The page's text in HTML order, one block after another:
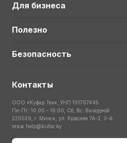
Для бизнеса
Полезно
Безопасность
Контакты
ООО «Куфар Тех», УНП 191767445
Пн-Пт: 10:00 – 18:00; Сб, Вс: Выходной
220029, г. Минск, ул. Красная 7А-2, 3-й
этаж help@kufar.by